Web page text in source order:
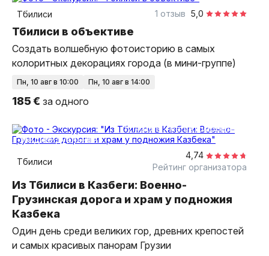
Тбилиси 5,0
1 отзыв
Тбилиси в объективе
Создать волшебную фотоисторию в самых
колоритных декорациях города (в мини-группе)
пн, 10 авг в 10:00 пн, 10 авг в 14:00
185 € за одного
12 часов
на автомобиле
индивидуальная
Тбилиси
4,74
Рейтинг организатора
Из Тбилиси в Казбеги: Военно-
Грузинская дорога и храм у подножия
Казбека
Один день среди великих гор, древних крепостей
и самых красивых панорам Грузии